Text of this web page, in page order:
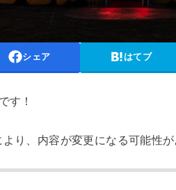
シェア はてブ
す！
より、内容が変更になる可能性